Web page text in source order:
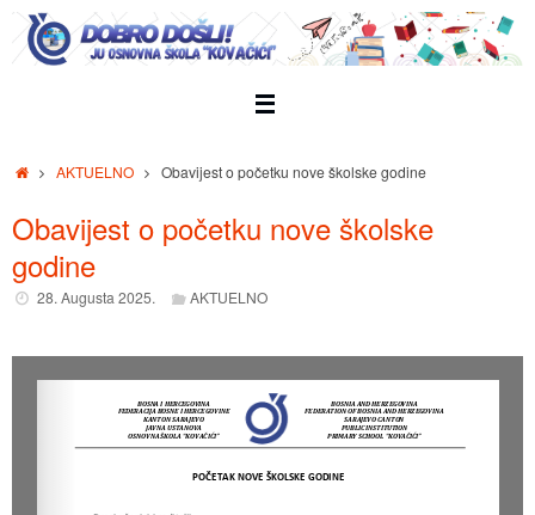
Skip
content
HomeAKTUELNO Obavijest o početku nove školske godine
Obavijest o početku nove školske
godine
28. Augusta 2025. AKTUELNO